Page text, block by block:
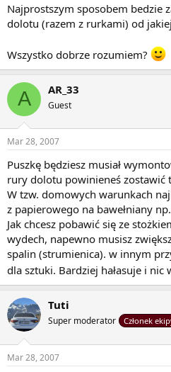
Najprostszym sposobem bedzie
dolotu (razem z rurkami) od
Wszystko dobrze rozumiem?
A AR_33
Guest
Mar 28, 2007
Puszkę będziesz musiał
rury dolotu powinieneś zostawić
W tzw. domowych warunkach
z papierowego na bawełniany
Jak chcesz pobawić się ze
wydech, napewno musisz
spalin (strumienica). w innym
dla sztuki. Bardziej hałasuje i nic
Tuti
Super moderator Członek
Mar 28, 2007